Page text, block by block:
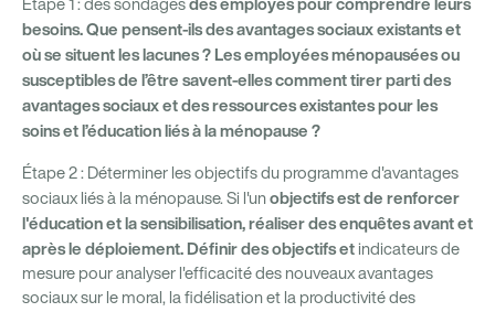
Étape 1 : des sondages
besoins. Que pensent-ils des avantages sociaux existants et
où se situent les lacunes ? Les employées ménopausées ou
susceptibles de l’être savent-elles comment tirer parti des
avantages sociaux et des ressources existantes pour les
soins et l’éducation liés à la ménopause ?
Étape 2 : Déterminer les objectifs du programme d'avantages
sociaux liés à la ménopause. Si l'unobjectifs est de renforcer
l'éducation et la sensibilisation, réaliser des enquêtes avant et
après le déploiement. Définir des objectifs etindicateurs de
mesure pour analyser l'efficacité des nouveaux avantages
sociaux sur le moral, la fidélisation et la productivité des